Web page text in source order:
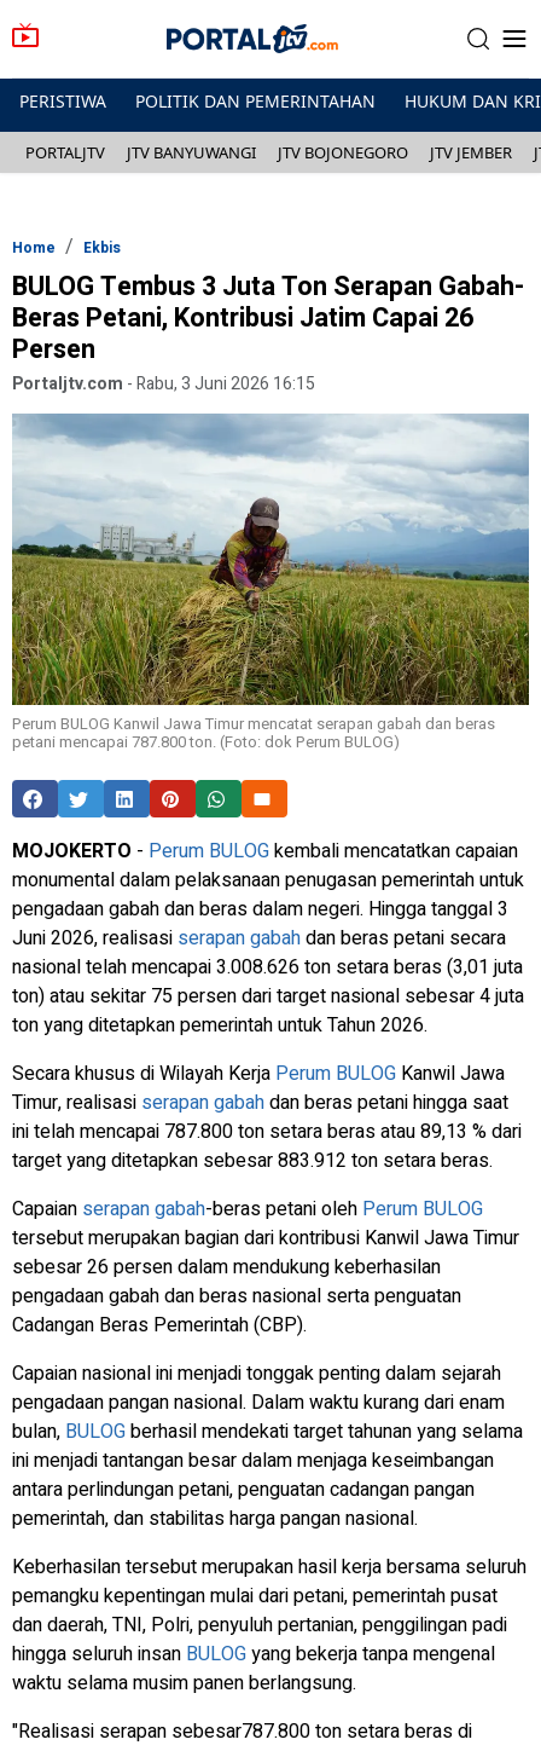
PERISTIWA POLITIK DAN PEMERINTAHAN HUKUM DAN
PORTALJTV JTV BANYUWANGI JTV BOJONEGORO JTV JEMBER
Home Ekbis
BULOG Tembus 3 Juta Ton Serapan Gabah-
Beras Petani, Kontribusi Jatim Capai 26
Persen
Portaljtv.com -Rabu, 3 Juni 2026 16:15
Perum BULOG Kanwil Jawa Timur mencatat serapan gabah dan beras
petani mencapai 787.800 ton. (Foto: dok Perum BULOG)
MOJOKERTO - Perum BULOGkembali mencatatkan capaian
monumental dalam pelaksanaan penugasan pemerintah untuk
pengadaan gabah dan beras dalam negeri. Hingga tanggal 3
Juni 2026, realisasi serapan gabahdan beras petani secara
nasional telah mencapai 3.008.626 ton setara beras (3,01 juta
ton) atau sekitar 75 persen dari target nasional sebesar 4 juta
ton yang ditetapkan pemerintah untuk Tahun 2026.
Secara khusus di Wilayah Kerja Perum BULOG Kanwil Jawa
Timur, realisasi serapan gabahdan beras petani hingga saat
ini telah mencapai 787.800 ton setara beras atau 89,13 % dari
target yang ditetapkan sebesar 883.912 ton setara beras.
Capaian serapan gabah-beras petani oleh Perum BULOG
tersebut merupakan bagian dari kontribusi Kanwil Jawa Timur
sebesar 26 persen dalam mendukung keberhasilan
pengadaan gabah dan beras nasional serta penguatan
Cadangan Beras Pemerintah (CBP).
Capaian nasional ini menjadi tonggak penting dalam sejarah
pengadaan pangan nasional. Dalam waktu kurang dari enam
bulan, BULOGberhasil mendekati target tahunan yang selama
ini menjadi tantangan besar dalam menjaga keseimbangan
antara perlindungan petani, penguatan cadangan pangan
pemerintah, dan stabilitas harga pangan nasional.
Keberhasilan tersebut merupakan hasil kerja bersama seluruh
pemangku kepentingan mulai dari petani, pemerintah pusat
dan daerah, TNI, Polri, penyuluh pertanian, penggilingan padi
hingga seluruh insan BULOGyang bekerja tanpa mengenal
waktu selama musim panen berlangsung.
"Realisasi serapan sebesar787.800 ton setara beras di